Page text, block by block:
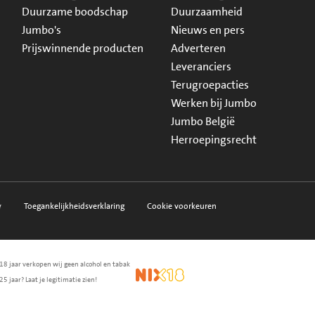
Duurzame boodschap
Jumbo's
Prijswinnende producten
Duurzaamheid
Nieuws en pers
Adverteren
Leveranciers
Terugroepacties
Werken bij Jumbo
Jumbo België
Herroepingsrecht
Toegankelijkheidsverklaring Cookie voorkeuren
jaar verkopen wij geen alcohol en tabak
jaar? Laat je legitimatie zien!
NIX18